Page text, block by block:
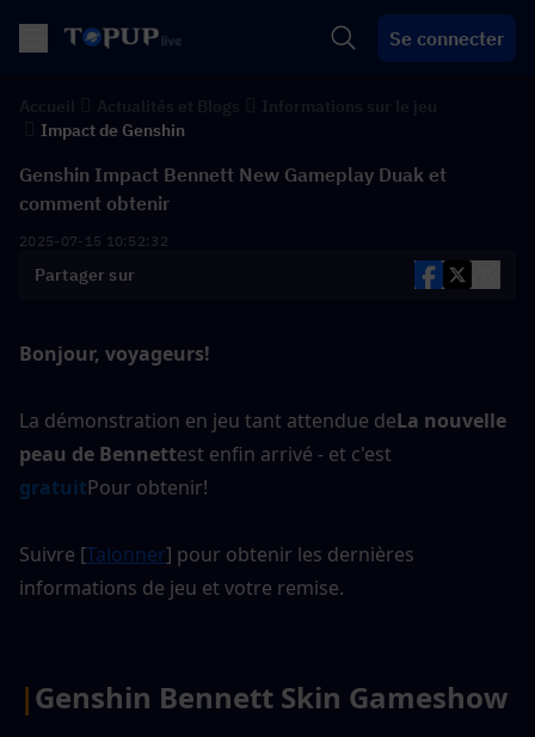
Se connecter
Impact de Genshin
Genshin Impact Bennett New Gameplay Duak et
comment obtenir
2025-07-15 10:52:32
Partager sur
Bonjour, voyageurs!
La démonstration en jeu tant attendue deLa nouvelle
peau de Bennettest enfin arrivé - et c'est
gratuitPour obtenir!
Suivre [Talonner] pour obtenir les dernières
informations de jeu et votre remise.
|Genshin Bennett Skin Gameshow